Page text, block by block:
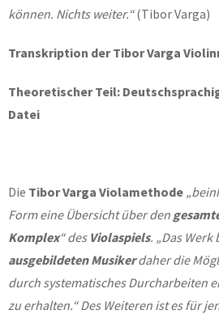
können. Nichts weiter.“(Tibor Varga)
Transkription der Tibor Varga
Theoretischer Teil:
Datei
Die Tibor Varga Violamethode
Form eine Übersicht über den
Komplex“des Violaspiels. „Das Werk
ausgebildeten Musikerdaher die
durch systematisches Durcharbeiten
zu erhalten.“ Des Weiteren ist es für